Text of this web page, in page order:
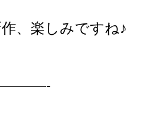
、楽しみですね♪